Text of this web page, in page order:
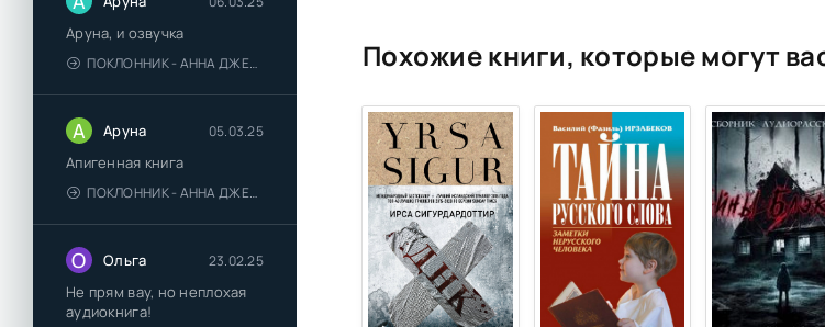
Аруна, и озвучка
ПОКЛОННИК - АННА ДЖЕЙН
А Аруна 05.03.25
Апигенная книга
ПОКЛОННИК - АННА ДЖЕЙН
О Ольга 23.02.25
Не прям вау, но неплохая
аудиокнига!
Похожие книги, которые могут